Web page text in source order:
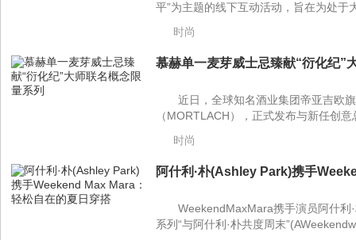
平”为主题的线下互动活动，旨在为处于
时尚
慕赫单一麦芽威士忌臻献“衍化纪”
近日，全球知名酒业集团帝亚吉欧
（MORTLACH），正式发布与新任创
时尚
阿什利·朴(Ashley Park)携手
WeekendMaxMara携手演员阿什利
系列“与阿什利·朴共度周末